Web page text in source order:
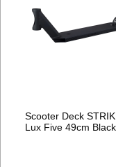
Scooter Deck
Lux Five 49cm Black